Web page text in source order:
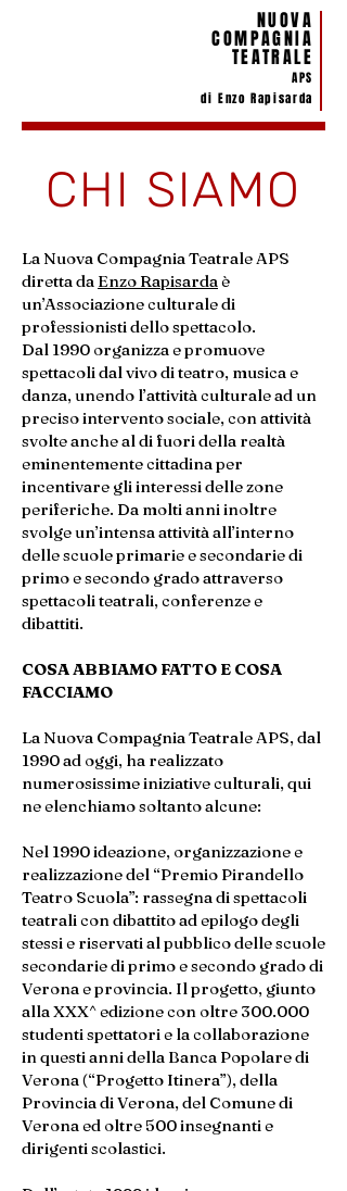
NUOVA
COMPAGNIA
TEATRALE
APS
di Enzo Rapisarda
CHI SIAMO
La Nuova Compagnia Teatrale APS
diretta da Enzo Rapisardaè
un’Associazione culturale di
professionisti dello spettacolo.
Dal 1990 organizza e promuove
spettacoli dal vivo di teatro, musica e
danza, unendo l’attività culturale ad un
preciso intervento sociale, con attività
svolte anche al di fuori della realtà
eminentemente cittadina per
incentivare gli interessi delle zone
periferiche. Da molti anni inoltre
svolge un’intensa attività all’interno
delle scuole primarie e secondarie di
primo e secondo grado attraverso
spettacoli teatrali, conferenze e
dibattiti.
COSA ABBIAMO FATTO E COSA
FACCIAMO
La Nuova Compagnia Teatrale APS, dal
1990 ad oggi, ha realizzato
numerosissime iniziative culturali, qui
ne elenchiamo soltanto alcune:
Nel 1990 ideazione, organizzazione e
realizzazione del “Premio Pirandello
Teatro Scuola”: rassegna di spettacoli
teatrali con dibattito ad epilogo degli
stessi e riservati al pubblico delle scuole
secondarie di primo e secondo grado di
Verona e provincia. Il progetto, giunto
alla XXX^ edizione con oltre 300.000
studenti spettatori e la collaborazione
in questi anni della Banca Popolare di
Verona (“Progetto Itinera”), della
Provincia di Verona, del Comune di
Verona ed oltre 500 insegnanti e
dirigenti scolastici.